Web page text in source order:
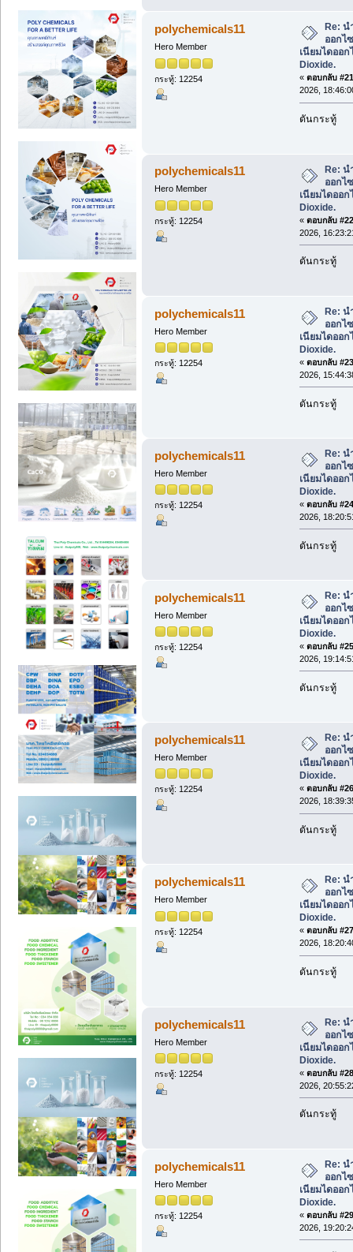
polychemicals11
Hero Member
กระทู้: 12254
Re: น
ออกไ
เนียมไดออ
Dioxide.
« ตอบกลับ
2026,
ดันกระทู้
polychemicals11
Hero Member
กระทู้: 12254
Re: น
ออกไ
เนียมไดออ
Dioxide.
« ตอบกลับ
2026,
ดันกระทู้
polychemicals11
Hero Member
กระทู้: 12254
Re: น
ออกไ
เนียมไดออ
Dioxide.
« ตอบกลับ
2026,
ดันกระทู้
polychemicals11
Hero Member
กระทู้: 12254
Re: น
ออกไ
เนียมไดออ
Dioxide.
« ตอบกลับ
2026,
ดันกระทู้
polychemicals11
Hero Member
กระทู้: 12254
Re: น
ออกไ
เนียมไดออ
Dioxide.
« ตอบกลับ
2026,
ดันกระทู้
polychemicals11
Hero Member
กระทู้: 12254
Re: น
ออกไ
เนียมไดออ
Dioxide.
« ตอบกลับ
2026,
ดันกระทู้
polychemicals11
Hero Member
กระทู้: 12254
Re: น
ออกไ
เนียมไดออ
Dioxide.
« ตอบกลับ
2026,
ดันกระทู้
polychemicals11
Hero Member
กระทู้: 12254
Re: น
ออกไ
เนียมไดออ
Dioxide.
« ตอบกลับ
2026,
ดันกระทู้
polychemicals11
Hero Member
กระทู้: 12254
Re: น
ออกไ
เนียมไดออ
Dioxide.
« ตอบกลับ
2026,